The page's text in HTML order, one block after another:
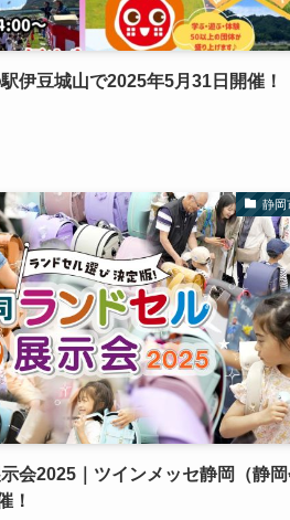
伊豆城山で2025年5月31日開催！
静岡
会2025｜ツインメッセ静岡（静
！